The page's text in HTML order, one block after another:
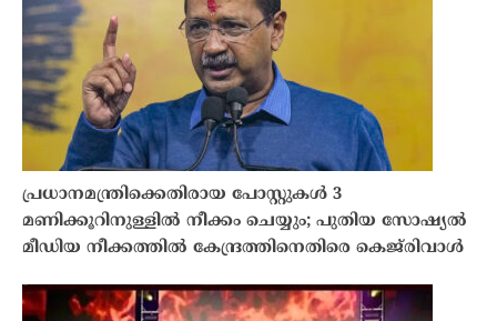
പ്രധാനമന്ത്രിക്കെതിരായ പോസ്റ്റുകൾ 3
മണിക്കൂറിനുള്ളിൽ നീക്കം ചെയ്യും; പുതിയ സോഷ്യൽ
മീഡിയ നീക്കത്തിൽ കേന്ദ്രത്തിനെതിരെ കെജ്‌രിവാൾ